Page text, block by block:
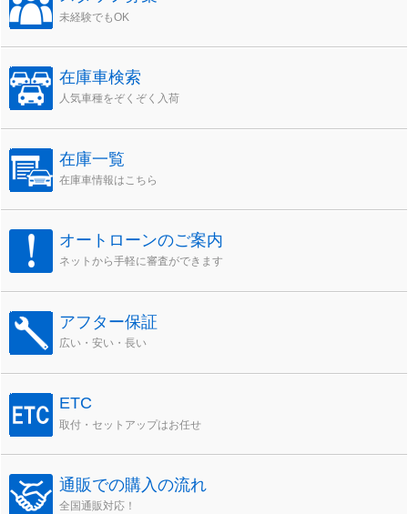
未経験でもOK
在庫車検索
人気車種をぞくぞく入荷
在庫一覧
在庫車情報はこちら
オートローンのご案内
ネットから手軽に審査ができます
アフター保証
広い・安い・長い
ETC
取付・セットアップはお任せ
通販での購入の流れ
全国通販対応！